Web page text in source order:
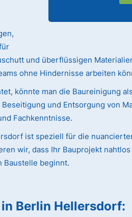
und überflüssigen
ohne Hindernisse arbeiten
könnte man die Baureinigung
und Entsorgung von
Fachkenntnisse.
ist speziell für die
wir, dass Ihr Bauprojekt
Baustelle beginnt.
in Berlin Hellersdorf: